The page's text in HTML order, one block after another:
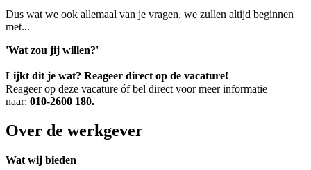
Dus wat we ook allemaal van je vragen, we zullen altijd beginnen
met...
'Wat zou jij willen?'
Lijkt dit je wat? Reageer direct op de vacature!
Reageer op deze vacature óf bel direct voor meer informatie
naar: 010-2600 180.
Over de werkgever
Wat wij bieden